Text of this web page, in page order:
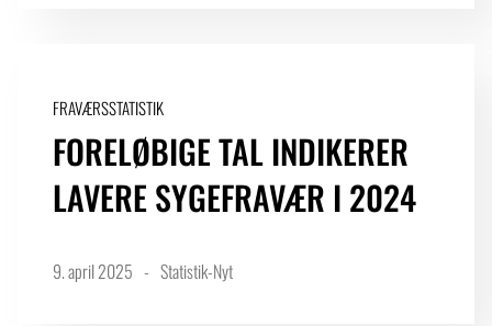
FRAVÆRSSTATISTIK
FORELØBIGE TAL INDIKERER
LAVERE SYGEFRAVÆR I 2024
9. april 2025 Statistik-Nyt